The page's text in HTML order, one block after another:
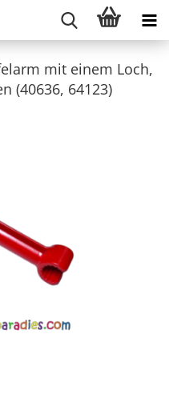
mit einem Loch,
(40636, 64123)